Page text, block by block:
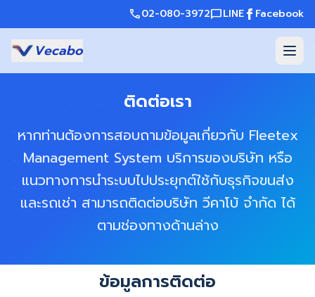
call02-080-3972chat_bubbleLINE Facebook
Vecabo
ติดต่อเรา
หากท่านต้องการสอบถามข้อมูลเกี่ยวกับ Fleetex
Management System บริการของบริษัท หรือ
แนวทางการนำระบบไปประยุกต์ใช้กับธุรกิจขนส่ง
และรถเช่า สามารถติดต่อบริษัท วีคาโบ้ จำกัด ได้
ตามช่องทางด้านล่าง
ข้อมูลการติดต่อ